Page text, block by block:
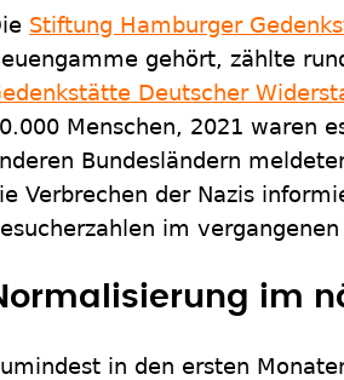
Stiftung Hamburger
gehört, zählte
Deutscher
Menschen, 2021 waren
Bundesländern
Verbrechen der Nazis
im vergangenen
im
in den ersten